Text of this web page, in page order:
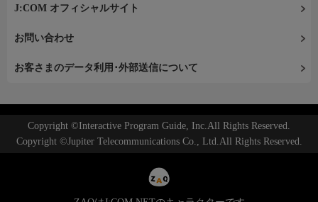
J:COM オフィシャルサイト
お問い合わせ
お客さまのデータ利用･外部送信について
Copyright ©Interactive Program Guide, Inc.All Rights Reserved.
Copyright ©Jupiter Telecommunications Co., Ltd.All Rights Reserved.